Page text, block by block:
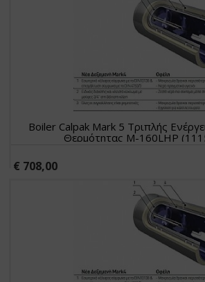
Boiler Calpak Mark 5 Τριπλής
Θερμότητας M-160LHP
€ 708,00